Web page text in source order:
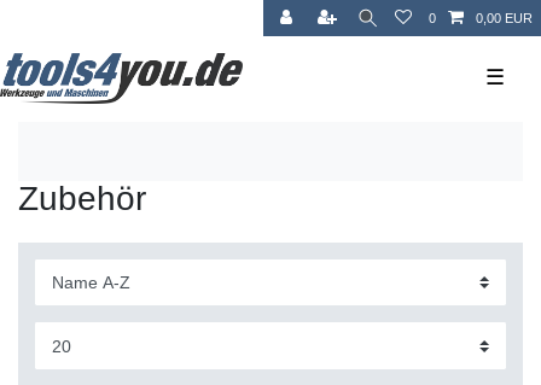
0 0,00 EUR
☰
Zubehör